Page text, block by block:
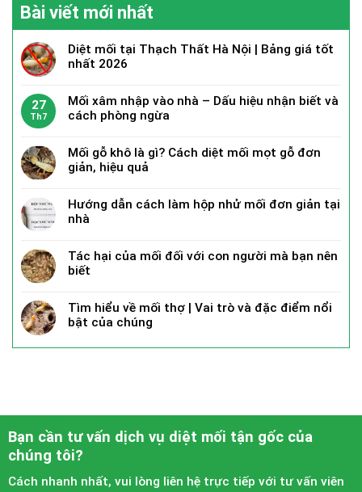
Bài viết mới nhất
Diệt mối tại Thạch Thất Hà Nội | Bảng giá tốt
nhất 2026
27
Th7
Mối xâm nhập vào nhà – Dấu hiệu nhận biết và
cách phòng ngừa
Mối gỗ khô là gì? Cách diệt mối mọt gỗ đơn
giản, hiệu quả
Hướng dẫn cách làm hộp nhử mối đơn giản tại
nhà
Tác hại của mối đối với con người mà bạn nên
biết
Tìm hiểu về mối thợ | Vai trò và đặc điểm nổi
bật của chúng
Bạn cần tư vấn dịch vụ diệt mối tận gốc của
chúng tôi?
Cách nhanh nhất, vui lòng liên hệ trực tiếp với tư vấn viên